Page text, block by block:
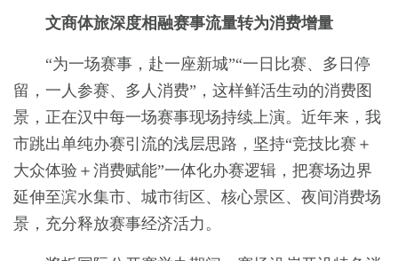
文商体旅深度相融赛事流量转为消费增量
“为一场赛事，赴一座新城”“一日比赛、多日停
留，一人参赛、多人消费”，这样鲜活生动的消费图
景，正在汉中每一场赛事现场持续上演。近年来，我
市跳出单纯办赛引流的浅层思路，坚持“竞技比赛＋
大众体验＋消费赋能”一体化办赛逻辑，把赛场边界
延伸至滨水集市、城市街区、核心景区、夜间消费场
景，充分释放赛事经济活力。